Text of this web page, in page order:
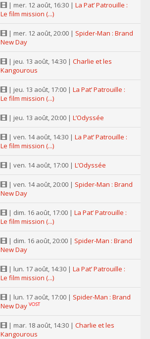
| mer. 12 août, 16:30 | La Pat’ Patrouille :
Le film mission (...)
| mer. 12 août, 20:00 | Spider-Man : Brand
New Day
| jeu. 13 août, 14:30 | Charlie et les
Kangourous
| jeu. 13 août, 17:00 | La Pat’ Patrouille :
Le film mission (...)
| jeu. 13 août, 20:00 | L’Odyssée
| ven. 14 août, 14:30 | La Pat’ Patrouille :
Le film mission (...)
| ven. 14 août, 17:00 | L’Odyssée
| ven. 14 août, 20:00 | Spider-Man : Brand
New Day
| dim. 16 août, 17:00 | La Pat’ Patrouille :
Le film mission (...)
| dim. 16 août, 20:00 | Spider-Man : Brand
New Day
| lun. 17 août, 14:30 | La Pat’ Patrouille :
Le film mission (...)
| lun. 17 août, 17:00 | Spider-Man : Brand
New Day VOST
| mar. 18 août, 14:30 | Charlie et les
Kangourous